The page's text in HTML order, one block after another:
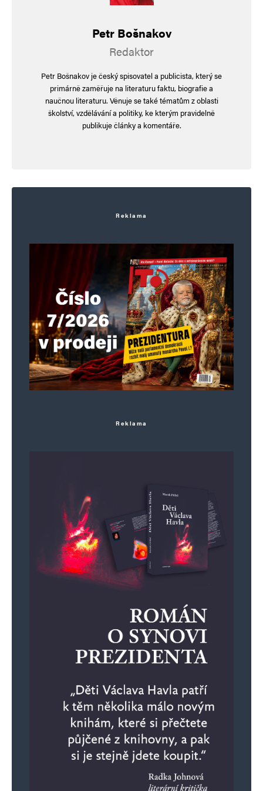
že to entitu „hloubal“ nijak nezasáhne…
Popravdě bych si s ním rád dal rozhovor
na kameru a pustil to na web… jsem jen
zvědavý, jak by reagoval na logiku…
(případným zájemcům vysvětlím co to
bydlení“ není žádné dostupné bydlení. náklady
na bydlení a výstavba bydlení je, byla a bude
vždy nákladná záležitost. podvodná pirátská
politika přerozdělování, dotování a přidělování je
podvod a okrádání, korupční rozkrádání
veřejných peněz a skryté okrádání občanů.
rozdávání levných peněz zdražuje všechno.
Novodobý sockomunizmus..
Vladimír Loula
neřeší, že celé paneláky postavené v 80tych
letech se bouraji, protože jsou totálně
zdevastovane od „nájemníků“.
Jaroslav Mrázek
Ten trouba má zauzlovaný i mozek. Že se tahle
banda neumětelů a kriminálníků stále drží moci
je známka toho, že již žijeme v totalitě.
soukromí vlastníci. Zvyšováním daně
z nemovitosti, vymýšlením zákonů a následným
pokutováním jejich nedodržování, chtějí
vlastníky nemovitostí finančně vyčerpat a poté
Petr Bošnakov
Redaktor
Petr Bošnakov je český spisovatel a publicista, který se
primárně zaměřuje na literaturu faktu, biografie a
naučnou literaturu. Věnuje se také tématům z oblasti
školství, vzdělávání a politiky, ke kterým pravidelně
publikuje články a komentáře.
Reklama
Reklama